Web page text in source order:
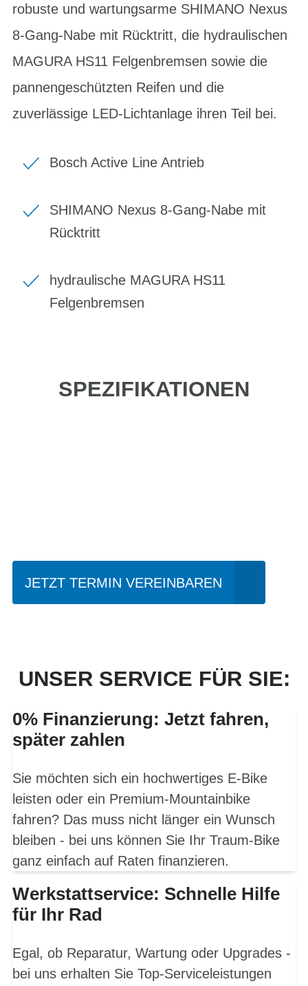
robuste und wartungsarme SHIMANO Nexus
8-Gang-Nabe mit Rücktritt, die hydraulischen
MAGURA HS11 Felgenbremsen sowie die
pannengeschützten Reifen und die
zuverlässige LED-Lichtanlage ihren Teil bei.
Bosch Active Line Antrieb
SHIMANO Nexus 8-Gang-Nabe mit
Rücktritt
hydraulische MAGURA HS11
Felgenbremsen
SPEZIFIKATIONEN
JETZT TERMIN VEREINBAREN
UNSER SERVICE FÜR SIE:
0% Finanzierung: Jetzt fahren,
später zahlen
Sie möchten sich ein hochwertiges E-Bike
leisten oder ein Premium-Mountainbike
fahren? Das muss nicht länger ein Wunsch
bleiben - bei uns können Sie Ihr Traum-Bike
ganz einfach auf Raten finanzieren.
Werkstattservice: Schnelle Hilfe
für Ihr Rad
Egal, ob Reparatur, Wartung oder Upgrades -
bei uns erhalten Sie Top-Serviceleistungen